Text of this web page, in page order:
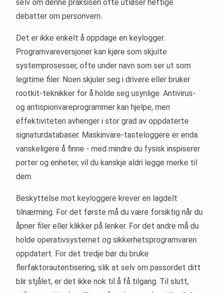
selv om denne praksisen ofte utløser heftige
debatter om personvern.
Det er ikke enkelt å oppdage en keylogger.
Programvareversjoner kan kjøre som skjulte
systemprosesser, ofte under navn som ser ut som
legitime filer. Noen skjuler seg i drivere eller bruker
rootkit-teknikker for å holde seg usynlige. Antivirus-
og antispionvareprogrammer kan hjelpe, men
effektiviteten avhenger i stor grad av oppdaterte
signaturdatabaser. Maskinvare-tasteloggere er enda
vanskeligere å finne - med mindre du fysisk inspiserer
porter og enheter, vil du kanskje aldri legge merke til
dem.
Beskyttelse mot keyloggere krever en lagdelt
tilnærming. For det første må du være forsiktig når du
åpner filer eller klikker på lenker. For det andre må du
holde operativsystemet og sikkerhetsprogramvaren
oppdatert. For det tredje bør du bruke
flerfaktorautentisering, slik at selv om passordet ditt
blir stjålet, er det ikke nok til å få tilgang. Til slutt,